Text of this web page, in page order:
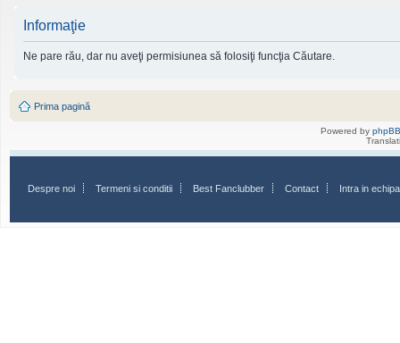
Informaţie
Ne pare rău, dar nu aveţi permisiunea să folosiţi funcţia Căutare.
Prima pagină
Powered by phpBB
Despre noi Termeni si conditii Best Fanclubber Contact Intra in